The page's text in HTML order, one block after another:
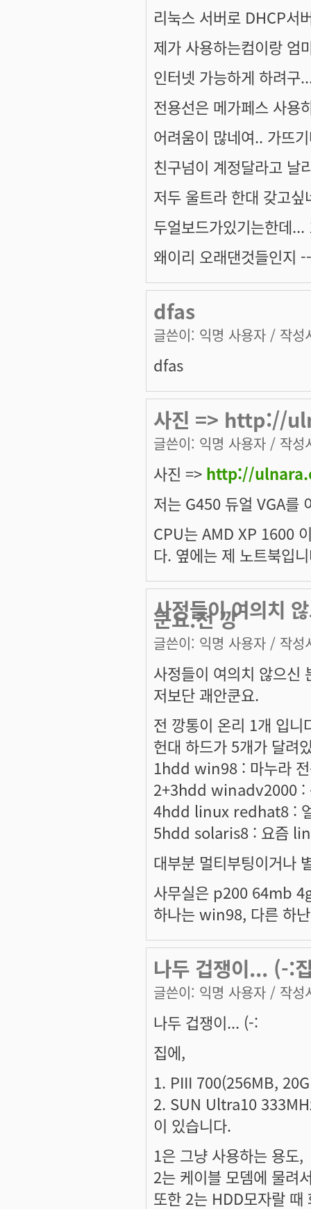
리눅스 서버로 DHCP서
제가 사용하는컴이랑 엄
인터넷 가능하게 하려구
전용선은 메가페스 사용
어려움이 많네여.. 가뜨
친구넘이 계정달라고 날
저두 울트라 한대 갖고
두얼보드가있기는한데
왜이리 오래댄것들인지
dfas
글쓴이: 익명 사용자 / 작성
dfas
사진 => http://
글쓴이: 익명 사용자 / 작성
사진 => http://
저는 G450 듀얼 VGA를
CPU는 AMD XP 1600
다. 옆에는 제 노트북입
사정들이 여의치
쿤요.전 깡
글쓴이: 익명 사용자 / 작성
사정들이 여의치 않으신
저보단 괘안쿤요.
전 깡통이 온리 1개 입
헌대 하드가 5개가 달려
1hdd win98 : 마누라
2+3hdd winadv2000 :
4hdd linux redhat8 :
5hdd solaris8 : 요즘
대부분 멀티부팅이거나
사무실은 p200 64mb
하나는 win98, 다른 하
나두 겁쟁이... (-:
글쓴이: 익명 사용자 / 작성
나두 겁쟁이... (-:
집에,
1. PIII 700(256MB,
2. SUN Ultra10
이 있습니다.
1은 그냥 사용하는 용도,
2는 케이블 모뎀에 물
또한 2는 HDD모자랄 때